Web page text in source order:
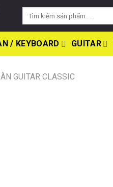
/ KEYBOARD GUITAR
GUITAR CLASSIC